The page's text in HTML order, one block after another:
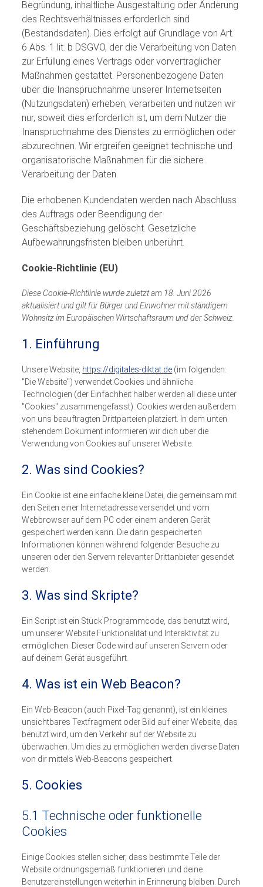
Begründung, inhaltliche Ausgestaltung oder Änderung
des Rechtsverhältnisses erforderlich sind
(Bestandsdaten). Dies erfolgt auf Grundlage von Art.
6 Abs. 1 lit. b DSGVO, der die Verarbeitung von Daten
zur Erfüllung eines Vertrags oder vorvertraglicher
Maßnahmen gestattet. Personenbezogene Daten
über die Inanspruchnahme unserer Internetseiten
(Nutzungsdaten) erheben, verarbeiten und nutzen wir
nur, soweit dies erforderlich ist, um dem Nutzer die
Inanspruchnahme des Dienstes zu ermöglichen oder
abzurechnen. Wir ergreifen geeignet technische und
organisatorische Maßnahmen für die sichere
Verarbeitung der Daten.
Die erhobenen Kundendaten werden nach Abschluss
des Auftrags oder Beendigung der
Geschäftsbeziehung gelöscht. Gesetzliche
Aufbewahrungsfristen bleiben unberührt.
Cookie-Richtlinie (EU)
Diese Cookie-Richtlinie wurde zuletzt am 18. Juni 2026
aktualisiert und gilt für Bürger und Einwohner mit ständigem
Wohnsitz im Europäischen Wirtschaftsraum und der Schweiz.
1. Einführung
Unsere Website, https://digitales-diktat.de (im folgenden:
"Die Website") verwendet Cookies und ähnliche
Technologien (der Einfachheit halber werden all diese unter
"Cookies" zusammengefasst). Cookies werden außerdem
von uns beauftragten Drittparteien platziert. In dem unten
stehendem Dokument informieren wir dich über die
Verwendung von Cookies auf unserer Website.
2. Was sind Cookies?
Ein Cookie ist eine einfache kleine Datei, die gemeinsam mit
den Seiten einer Internetadresse versendet und vom
Webbrowser auf dem PC oder einem anderen Gerät
gespeichert werden kann. Die darin gespeicherten
Informationen können während folgender Besuche zu
unseren oder den Servern relevanter Drittanbieter gesendet
werden.
3. Was sind Skripte?
Ein Script ist ein Stück Programmcode, das benutzt wird,
um unserer Website Funktionalität und Interaktivität zu
ermöglichen. Dieser Code wird auf unseren Servern oder
auf deinem Gerät ausgeführt.
4. Was ist ein Web Beacon?
Ein Web-Beacon (auch Pixel-Tag genannt), ist ein kleines
unsichtbares Textfragment oder Bild auf einer Website, das
benutzt wird, um den Verkehr auf der Website zu
überwachen. Um dies zu ermöglichen werden diverse Daten
von dir mittels Web-Beacons gespeichert.
5. Cookies
5.1 Technische oder funktionelle
Cookies
Einige Cookies stellen sicher, dass bestimmte Teile der
Website ordnungsgemäß funktionieren und deine
Benutzereinstellungen weiterhin in Erinnerung bleiben. Durch